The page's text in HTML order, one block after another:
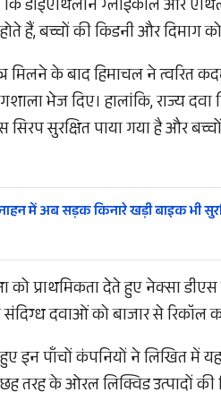
कि डाइएथिलीन ग्लाइकॉल और
हैं, बच्चों की किडनी और दिमाग
मिलने के बाद हिमाचल ने त्वरित
भेज दिए। हालांकि, राज्य
सुरक्षित पाया गया है और
में अब सड़क किनारे खड़ी बाइक भी
प्राथमिकता देते हुए नेक्सा
दवाओं को बाजार से रिकॉल
इन पाँचों कंपनियों ने लिखित में
तरह के ओरल लिक्विड उत्पादों की